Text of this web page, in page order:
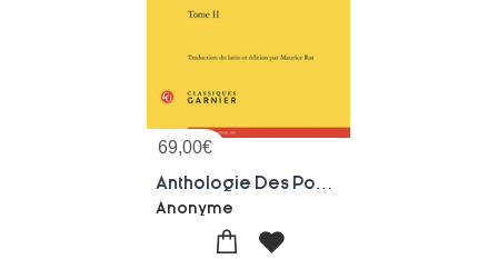
69,00€
Anonyme